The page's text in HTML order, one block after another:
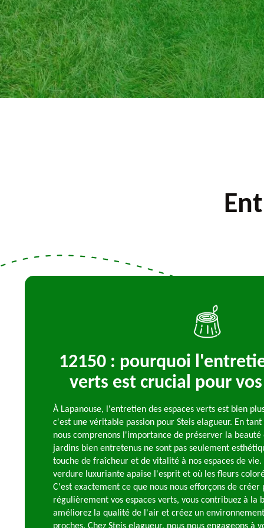
12150 : pourquoi
verts est crucial pour
À Lapanouse, l'entretien des espaces verts est bien
c'est une véritable passion pour Steis elagueur. En
nous comprenons l'importance de préserver la beauté
jardins bien entretenus ne sont pas seulement
touche de fraîcheur et de vitalité à nos espaces de
verdure luxuriante apaise l'esprit et où les fleurs
C'est exactement ce que nous nous efforçons de
régulièrement vos espaces verts, vous contribuez à la
améliorez la qualité de l'air et créez un